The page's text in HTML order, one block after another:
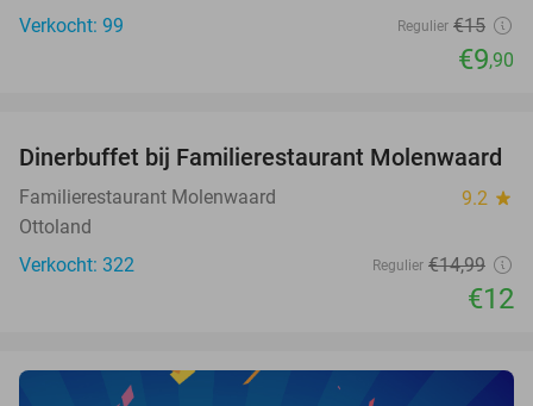
Verkocht: 99
Regulier €15
€9,90
20%
Dinerbuffet bij Familierestaurant Molenwaard
Familierestaurant Molenwaard 9.2 star
Ottoland
Verkocht: 322
Regulier €14,99
€12